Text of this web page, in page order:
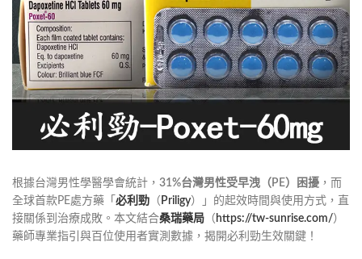
根據台灣男性學醫學會統計， 31%台灣男性受早洩（PE）困擾 ，而
全球首款PE處方藥「 必利勁 （ Priligy）」的起效時間與使用方式，直
接關係到治療成敗。本文結合桑瑞藥局 （ https://tw-sunrise.com/）
藥師專業指引與百位使用者實測數據，揭開必利勁生效關鍵！